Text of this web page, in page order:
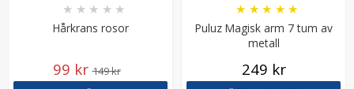
JJC GC-3 Gråkort 3i1-paket 13 x 10 cm
Hårkrans rosor
★ ★ ★ ★ ★
99 kr 149 kr
Puluz Magisk arm 7 tum av
metall
★ ★ ★ ★ ★
249 kr